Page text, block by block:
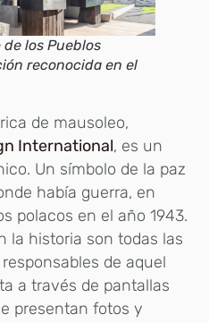
los Pueblos
reconocida en el
de mausoleo,
International, es un
Un símbolo de la paz
había guerra, en
polacos en el año 1943.
la historia son todas las
de aquel
a través de pantallas
presentan fotos y